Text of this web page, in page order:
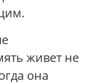
живет не
она